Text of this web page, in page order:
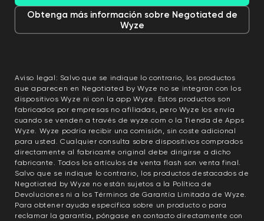
Obtenga más información sobre Negotiated de
Wyze
Aviso legal: Salvo que se indique lo contrario, los productos
que aparecen en Negotiated by Wyze no se integran con los
dispositivos Wyze ni con la app Wyze. Estos productos son
fabricados por empresas no afiliadas, pero Wyze los envía
cuando se venden a través de wyze.com o la Tienda de Apps
Wyze. Wyze podría recibir una comisión, sin coste adicional
para usted. Cualquier consulta sobre dispositivos comprados
directamente al fabricante original debe dirigirse a dicho
fabricante. Todos los artículos de venta flash son venta final.
Salvo que se indique lo contrario, los productos destacados de
Negotiated by Wyze no están sujetos a la Política de
Devoluciones ni a los Términos de Garantía Limitada de Wyze.
Para obtener ayuda específica sobre un producto o para
reclamar la garantía, póngase en contacto directamente con